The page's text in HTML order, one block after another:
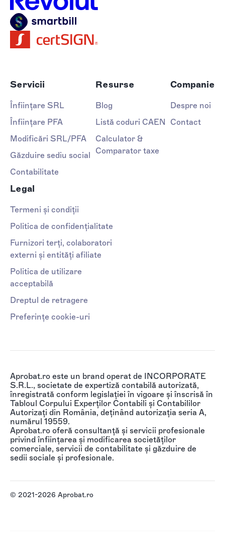
Servicii
Înființare SRL
Înființare PFA
Modificări SRL/PFA
Găzduire sediu social
Contabilitate
Resurse
Blog
Listă coduri CAEN
Calculator &
Comparator taxe
Companie
Despre noi
Contact
Legal
Termeni și condiții
Politica de confidențialitate
Furnizori terți, colaboratori
externi și entități afiliate
Politica de utilizare
acceptabilă
Dreptul de retragere
Preferințe cookie-uri
Aprobat.ro este un brand operat de INCORPORATE
S.R.L., societate de expertiză contabilă autorizată,
înregistrată conform legislației în vigoare și înscrisă în
Tabloul Corpului Experților Contabili și Contabililor
Autorizați din România, deținând autorizația seria A,
numărul 19559.
Aprobat.ro oferă consultanță și servicii profesionale
privind înființarea și modificarea societăților
comerciale, servicii de contabilitate și găzduire de
sedii sociale și profesionale.
© 2021-2026 Aprobat.ro